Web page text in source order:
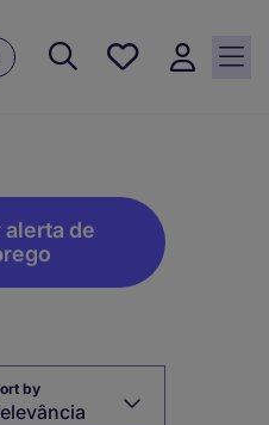
Guardar, 0
alerta de
by